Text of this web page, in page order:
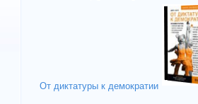
От диктатуры к демократии